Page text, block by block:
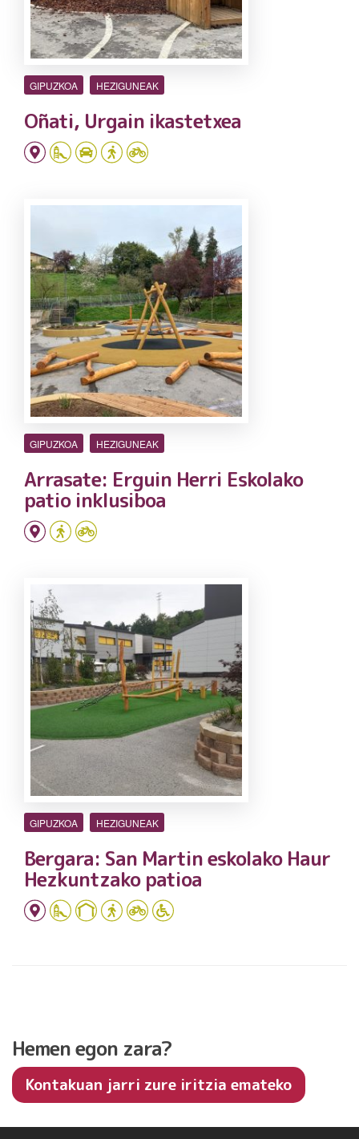
GIPUZKOA HEZIGUNEAK
Oñati, Urgain ikastetxea
GIPUZKOA HEZIGUNEAK
Arrasate: Erguin Herri Eskolako
patio inklusiboa
GIPUZKOA HEZIGUNEAK
Bergara: San Martin eskolako Haur
Hezkuntzako patioa
Hemen egon zara?
Kontakuan jarri zure iritzia emateko